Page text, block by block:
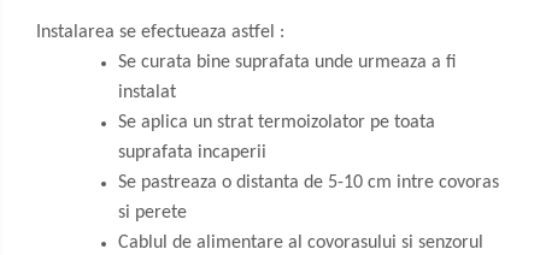
Instalarea se efectueaza astfel :
Se curata bine suprafata unde urmeaza a fi
instalat
Se aplica un strat termoizolator pe toata
suprafata incaperii
Se pastreaza o distanta de 5-10 cm intre covoras
si perete
Cablul de alimentare al covorasului si senzorul